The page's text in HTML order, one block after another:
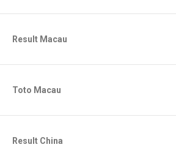
Result Macau
Toto Macau
Result China